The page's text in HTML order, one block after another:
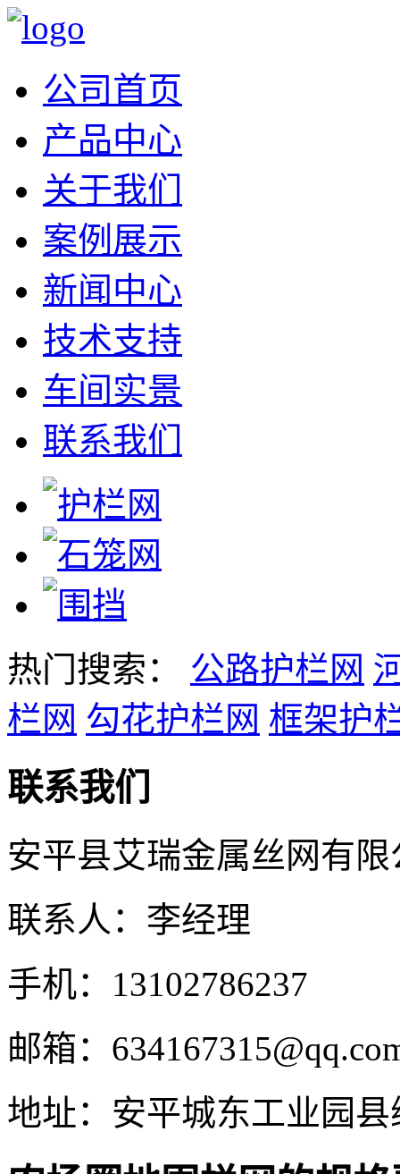
公司首页
产品中心
关于我们
案例展示
新闻中心
技术支持
车间实景
联系我们
热门搜索： 公路护栏网
栏网 勾花护栏网 框架护
联系我们
安平县艾瑞金属丝网有限
联系人：李经理
手机：13102786237
邮箱：
地址：安平城东工业园县